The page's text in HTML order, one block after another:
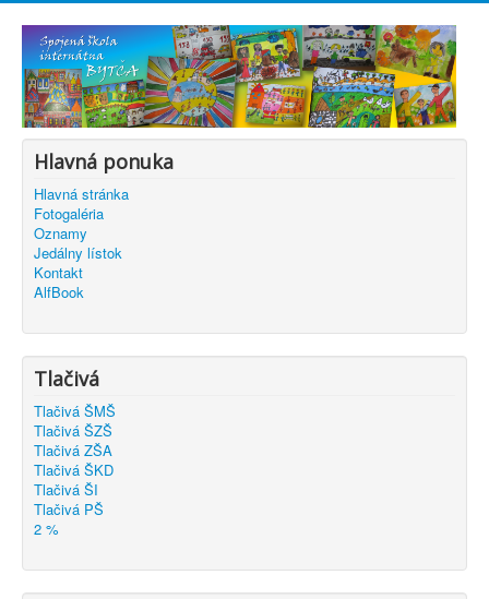
Hlavná ponuka
Hlavná stránka
Fotogaléria
Oznamy
Jedálny lístok
Kontakt
AlfBook
Tlačivá
Tlačivá ŠMŠ
Tlačivá ŠZŠ
Tlačivá ZŠA
Tlačivá ŠKD
Tlačivá ŠI
Tlačivá PŠ
2 %